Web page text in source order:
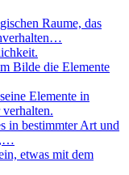
Raume, das
Bilde die Elemente
Elemente in
in bestimmter Art und
etwas mit dem